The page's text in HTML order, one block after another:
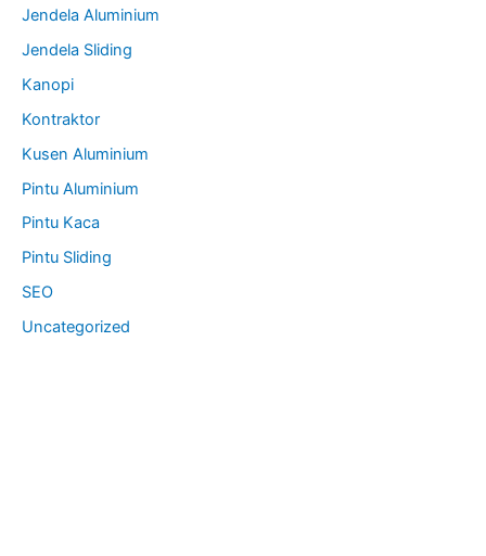
Jendela Aluminium
Jendela Sliding
Kanopi
Kontraktor
Kusen Aluminium
Pintu Aluminium
Pintu Kaca
Pintu Sliding
SEO
Uncategorized